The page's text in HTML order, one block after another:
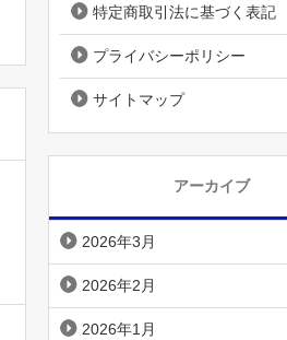
特定商取引法に基づく表記
プライバシーポリシー
サイトマップ
アーカイブ
2026年3月
2026年2月
2026年1月